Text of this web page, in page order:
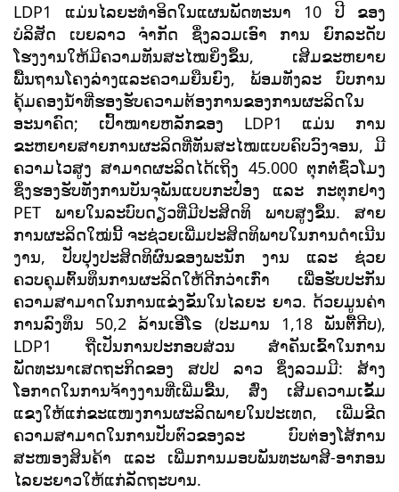
LDP1 ແມ່ນໄລຍະທຳອິດໃນແຜນພັດທະນາ 10 ປີ ຂອງ
ບໍລິສັດ ເບຍລາວ ຈຳກັດ ຊຶ່ງລວມເອົາ ການ ຍົກລະດັບ
ໂຮງງານໃຫ້ມີຄວາມທັນສະໄໝຍິ່ງຂຶ້ນ, ເສີມຂະຫຍາຍ
ພື້ນຖານໂຄງລ່າງແລະຄວາມຍືນຍົງ, ພ້ອມທັງລະ ບົບການ
ຄຸ້ມຄອງນ້ຳທີ່ຮອງຮັບຄວາມຕ້ອງການຂອງການຜະລິດໃນ
ອະນາຄົດ; ເປົ້າໝາຍຫລັກຂອງ LDP1 ແມ່ນ ການ
ຂະຫຍາຍສາຍການຜະລິດທີ່ທັນສະໄໝແບບຄົບວົງຈອນ, ມີ
ຄວາມໄວສູງ ສາມາດຜະລິດໄດ້ເຖິງ 45.000 ຕຸກຕໍ່ຊົ່ວໂມງ
ຊຶ່ງຮອງຮັບທັງການບັນຈຸພັນແບບກະປ໋ອງ ແລະ ກະຕຸກຢາງ
PET ພາຍໃນລະບົບດຽວທີ່ມີປະສິດທິ ພາບສູງຂຶ້ນ. ສາຍ
ການຜະລິດໃໝ່ນີ້ ຈະຊ່ວຍເພີ່ມປະສິດທິພາບໃນການດຳເນີນ
ງານ, ປັບປຸງປະສິດທິຜົນຂອງພະນັກ ງານ ແລະ ຊ່ວຍ
ຄວບຄຸມຕົ້ນທຶນການຜະລິດໃຫ້ດີກວ່າເກົ່າ ເພື່ອຮັບປະກັນ
ຄວາມສາມາດໃນການແຂ່ງຂັນໃນໄລຍະ ຍາວ. ດ້ວຍມູນຄ່າ
ການລົງທຶນ 50,2 ລ້ານເອີໂຣ (ປະມານ 1,18 ພັນຕື້ກີບ),
LDP1 ຖືເປັນການປະກອບສ່ວນ ສຳຄັນເຂົ້າໃນການ
ພັດທະນາເສດຖະກິດຂອງ ສປປ ລາວ ຊຶ່ງລວມມີ: ສ້າງ
ໂອກາດໃນການຈ້າງງານທີ່ເພີ່ມຂື້ນ, ສົ່ງ ເສີມຄວາມເຂັ້ມ
ແຂງໃຫ້ແກ່ຂະແໜງການຜະລິດພາຍໃນປະເທດ, ເພີ່ມຂີດ
ຄວາມສາມາດໃນການປັບຕົວຂອງລະ ບົບຕ່ອງໂສ້ການ
ສະໜອງສິນຄ້າ ແລະ ເພີ່ມການມອບພັນທະພາສີ-ອາກອນ
ໄລຍະຍາວໃຫ້ແກ່ລັດຖະບານ.